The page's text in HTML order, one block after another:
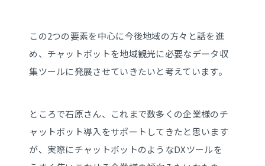
この2つの要素を中心に今後地域の方々と話を進
め、チャットボットを地域観光に必要なデータ収
集ツールに発展させていきたいと考えています。
ところで石原さん、これまで数多くの企業様のチ
ャットボット導入をサポートしてきたと思います
が、実際にチャットボットのようなDXツールを